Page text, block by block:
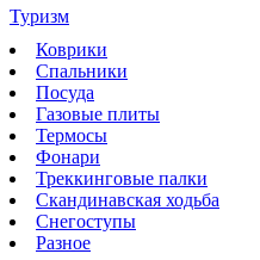
Туризм
Коврики
Спальники
Посуда
Газовые плиты
Термосы
Фонари
Треккинговые палки
Скандинавская ходьба
Снегоступы
Разное